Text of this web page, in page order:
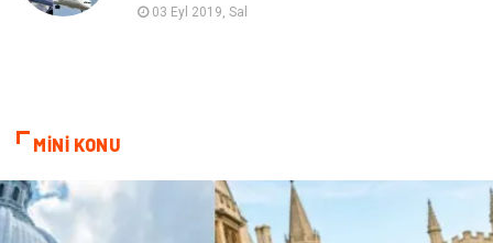
Dernekler ve Birlikler
Kiralama Servisleri Alüminyum
03 Eyl 2019, Sal
MİNİ KONU